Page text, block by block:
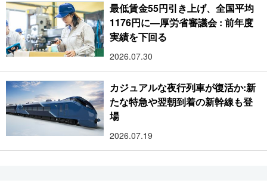
最低賃金55円引き上げ、全国平均
1176円に―厚労省審議会 : 前年度
実績を下回る
2026.07.30
カジュアルな夜行列車が復活か:新
たな特急や翌朝到着の新幹線も登
場
2026.07.19